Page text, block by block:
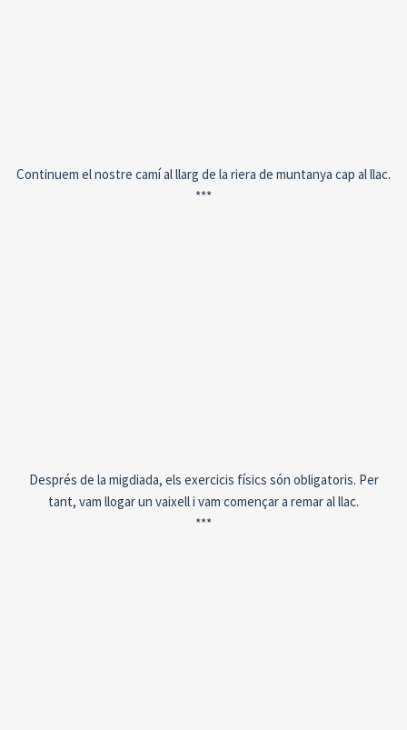
Continuem el nostre camí al llarg de la riera de muntanya cap al llac.
***
Després de la migdiada, els exercicis físics són obligatoris. Per
tant, vam llogar un vaixell i vam començar a remar al llac.
***